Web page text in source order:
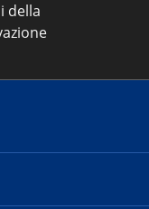
della